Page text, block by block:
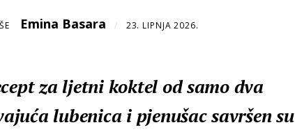
Emina Basara / 23. LIPNJA 2026.
za ljetni koktel od samo dva
lubenica i pjenušac savršen su